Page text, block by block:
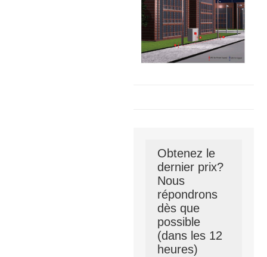
Obtenez le
dernier prix?
Nous
répondrons
dès que
possible
(dans les 12
heures)